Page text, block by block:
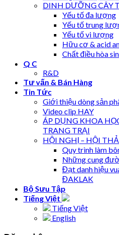
DINH DƯỠNG CÂY
Yếu tố đa lượng
Yếu tố trung
Yếu tố vi lượng
Hữu cơ & acid
Chất điều hòa
Q C
R&D
Tư vấn & Bán Hàng
Tin Tức
Giới thiệu dòng sản
Video clip HAY
ÁP DỤNG KHOA
TRANG TRẠI
HỘI NGHỊ – HỘI
Quy trình làm
Những cung
Đạt danh hiệu
ĐAKLAK
Bộ Sưu Tập
Tiếng Việt
Tiếng Việt
English